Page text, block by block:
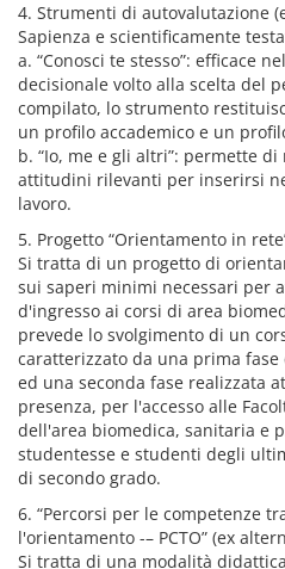
4. Strumenti di autovalutazione
Sapienza e scientificamente
a. “Conosci te stesso”: efficace
decisionale volto alla scelta del
compilato, lo strumento
un profilo accademico e un
b. “Io, me e gli altri”: permette
attitudini rilevanti per inserirsi
lavoro.
5. Progetto “Orientamento in
Si tratta di un progetto di
sui saperi minimi necessari per
d'ingresso ai corsi di area
prevede lo svolgimento di un
caratterizzato da una prima
ed una seconda fase realizzata
presenza, per l'accesso alle
dell'area biomedica, sanitaria e
studentesse e studenti degli
di secondo grado.
6. “Percorsi per le competenze
l'orientamento -– PCTO” (ex
Si tratta di una modalità